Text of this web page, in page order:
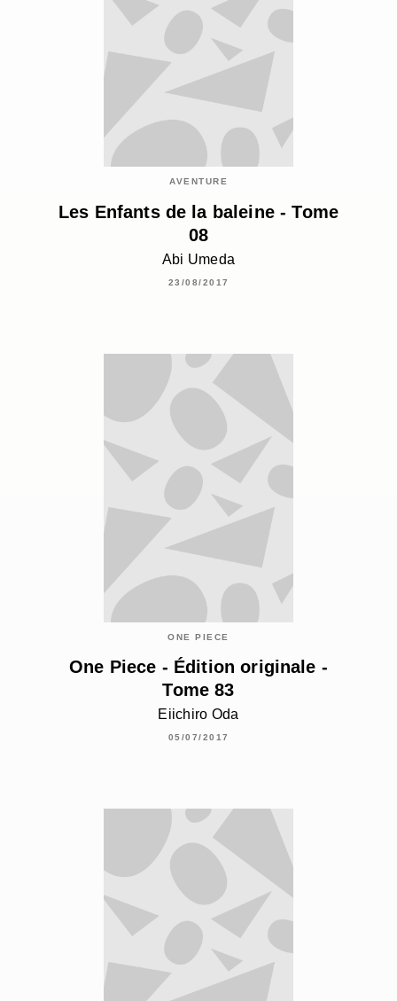
AVENTURE
Les Enfants de la baleine - Tome
08
Abi Umeda
23/08/2017
ONE PIECE
One Piece - Édition originale -
Tome 83
Eiichiro Oda
05/07/2017